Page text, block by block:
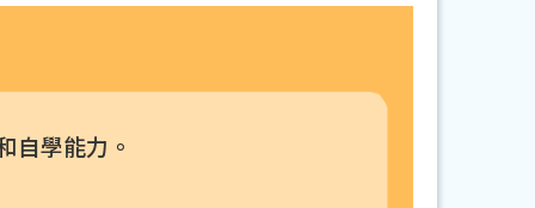
自學能力。